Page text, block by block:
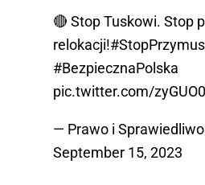
🔴 Stop Tuskowi. Stop
relokacji!
#BezpiecznaPolska
pic.twitter.com/
— Prawo i
September 15, 2023